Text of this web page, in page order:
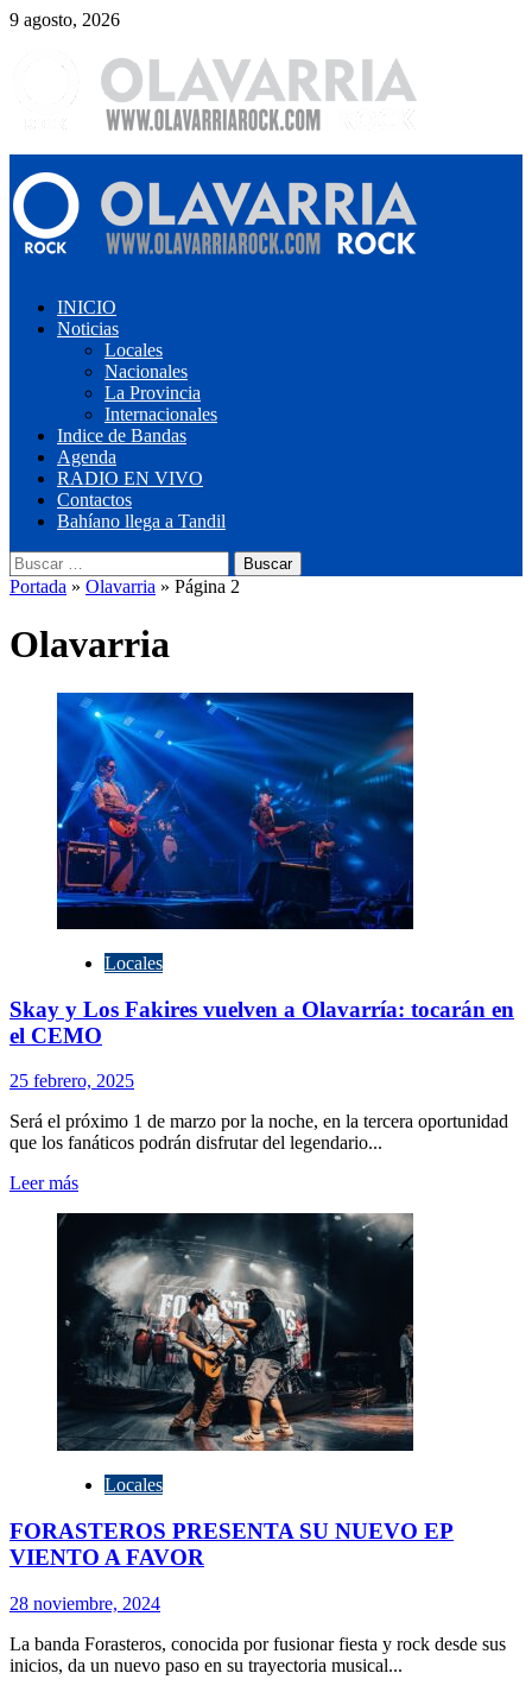
Saltar
contenido
9 agosto, 2026
primario
INICIO
Noticias
Locales
Nacionales
La Provincia
Internacionales
Indice de Bandas
Agenda
RADIO EN VIVO
Contactos
Bahíano llega a Tandil
Buscar:
Portada » Olavarria » Página 2
Olavarria
Locales
Skay y Los Fakires vuelven a Olavarría: tocarán en
el CEMO
25 febrero, 2025
Será el próximo 1 de marzo por la noche, en la tercera oportunidad
que los fanáticos podrán disfrutar del legendario...
Leer másLeer
Skay
y
Los
Fakires
vuelven
Olavarría:
tocarán
el
Locales
FORASTEROS PRESENTA SU NUEVO EP
VIENTO A FAVOR
28 noviembre, 2024
La banda Forasteros, conocida por fusionar fiesta y rock desde sus
inicios, da un nuevo paso en su trayectoria musical...